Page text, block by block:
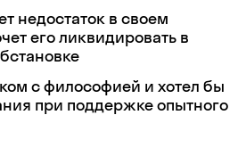
недостаток в своем
его ликвидировать в
с философией и хотел бы
при поддержке опытного